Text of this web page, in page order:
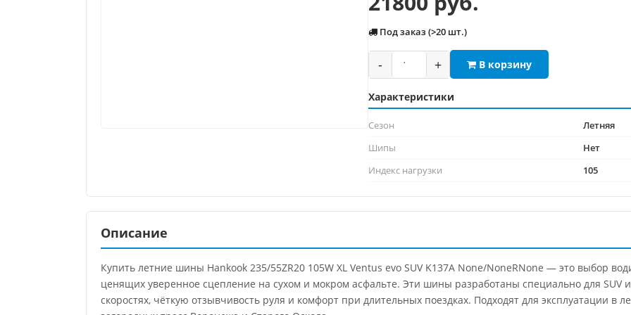
Под заказ (>20 шт.)
- + В корзину
Характеристики
Сезон
Летняя
Шипы
Нет
Индекс нагрузки
105
Описание
Купить летние шины Hankook 235/55ZR20 105W XL Ventus evo SUV K137A None/NoneRNone — это выбор
ценящих уверенное сцепление на сухом и мокром асфальте. Эти шины разработаны специально для SUV
скоростях, чёткую отзывчивость руля и комфорт при длительных поездках. Подходят для эксплуатации в